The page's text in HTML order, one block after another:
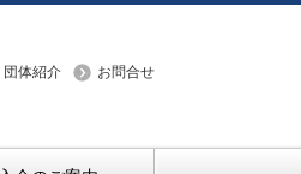
団体紹介 お問合せ